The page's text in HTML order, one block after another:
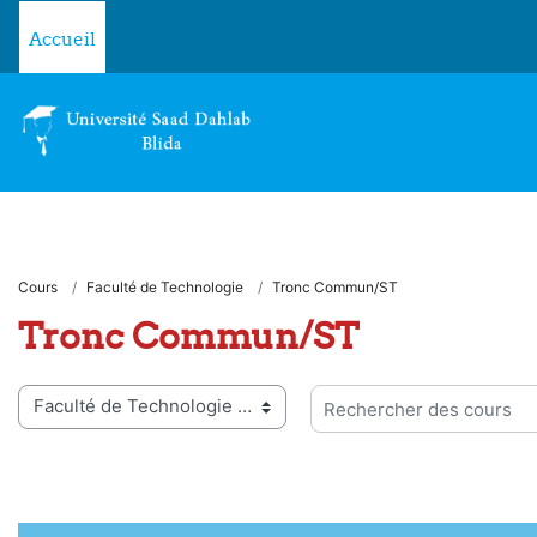
Accueil
Cours Faculté de Technologie Tronc Commun/ST
Tronc Commun/ST
de cours
Rechercher des cours